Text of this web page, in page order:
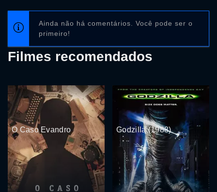
Ainda não há comentários. Você pode ser o
primeiro!
Filmes recomendados
O Caso Evandro Godzilla (1988)